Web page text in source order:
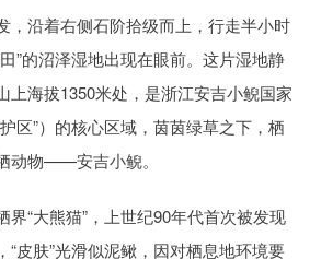
沿着右侧石阶拾级而上，行走半小时
”的沼泽湿地出现在眼前。这片湿地静
上海拔1350米处，是浙江安吉小鲵国家
区”）的核心区域，茵茵绿草之下，栖
动物——安吉小鲵。
“大熊猫”，上世纪90年代首次被发现
“皮肤”光滑似泥鳅，因对栖息地环境要